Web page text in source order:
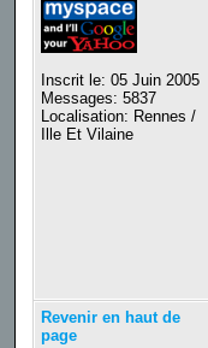
Inscrit le: 05 Juin 2005
Messages: 5837
Localisation: Rennes /
Ille Et Vilaine
Revenir en haut de
page